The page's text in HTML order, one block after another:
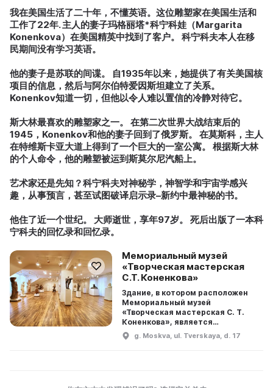
我在美国生活了二十年，不懂英语。这位雕塑家在美国生活和
工作了22年. 主人的妻子玛格丽塔*科宁科娃（Margarita
Konenkova）在美国精英中找到了客户。 科宁科夫本人在移
民期间没有学习英语。
他的妻子是苏联的间谍。
自1935年以来，她提供了有关美国核
项目的信息，然后与阿尔伯特爱因斯坦建立了关系。
Konenkov知道一切，但他以令人难以置信的冷静对待它。
斯大林最喜欢的雕塑家之一。 在第二次世界大战结束后的
1945，Konenkov和他的妻子回到了俄罗斯。 在莫斯科，主人
在特维斯卡亚大道上得到了一个巨大的一室公寓。 根据斯大林
的个人命令，他的雕塑被运到斯莫尔尼汽船上。
艺术家还是先知？科宁科夫对神秘学，神智学和宇宙学感兴
趣，从事预言，甚至试图破译启示录–新约中最神秘的书。
他住了近一个世纪。 大师逝世，享年97岁。 死后出版了一本科
宁科夫的回忆录和回忆录。
Мемориальный музей
«Творческая мастерская
С.Т. Коненкова»
Здание, в котором расположен
Мемориальный музей
«Творческая мастерская С. Т.
Коненкова», является
памятником истории и культуры.
Оно было построено в 1939-1941
g. Moskva, ul. Tverskaya, d. 17